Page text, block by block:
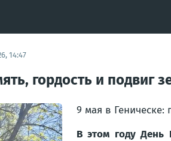
14:47
гордость и подвиг
9 мая в Геническе:
В этом году День